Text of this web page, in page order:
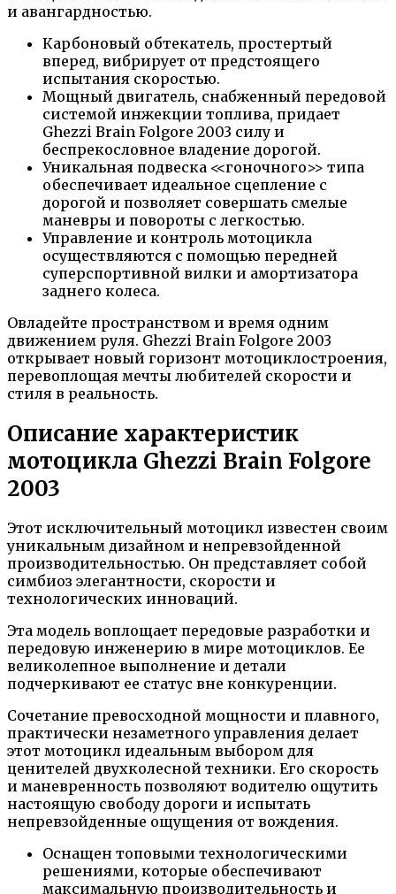
и авангардностью.
Карбоновый обтекатель, простертый
вперед, вибрирует от предстоящего
испытания скоростью.
Мощный двигатель, снабженный передовой
системой инжекции топлива, придает
Ghezzi Brain Folgore 2003 силу и
беспрекословное владение дорогой.
Уникальная подвеска <<гоночного>> типа
обеспечивает идеальное сцепление с
дорогой и позволяет совершать смелые
маневры и повороты с легкостью.
Управление и контроль мотоцикла
осуществляются с помощью передней
суперспортивной вилки и амортизатора
заднего колеса.
Овладейте пространством и время одним
движением руля. Ghezzi Brain Folgore 2003
открывает новый горизонт мотоциклостроения,
перевоплощая мечты любителей скорости и
стиля в реальность.
Описание характеристик
мотоцикла Ghezzi Brain Folgore
2003
Этот исключительный мотоцикл известен своим
уникальным дизайном и непревзойденной
производительностью. Он представляет собой
симбиоз элегантности, скорости и
технологических инноваций.
Эта модель воплощает передовые разработки и
передовую инженерию в мире мотоциклов. Ее
великолепное выполнение и детали
подчеркивают ее статус вне конкуренции.
Сочетание превосходной мощности и плавного,
практически незаметного управления делает
этот мотоцикл идеальным выбором для
ценителей двухколесной техники. Его скорость
и маневренность позволяют водителю ощутить
настоящую свободу дороги и испытать
непревзойденные ощущения от вождения.
Оснащен топовыми технологическими
решениями, которые обеспечивают
максимальную производительность и